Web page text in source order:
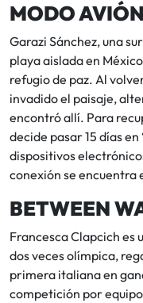
MODO AVIÓN
Garazi Sánchez, una
playa aislada en
refugio de paz. Al
invadido el paisaje,
encontró allí. Para
decide pasar 15 días
dispositivos
conexión se
BETWEEN
Francesca Clapcich
dos veces olímpica,
primera italiana en
competición por